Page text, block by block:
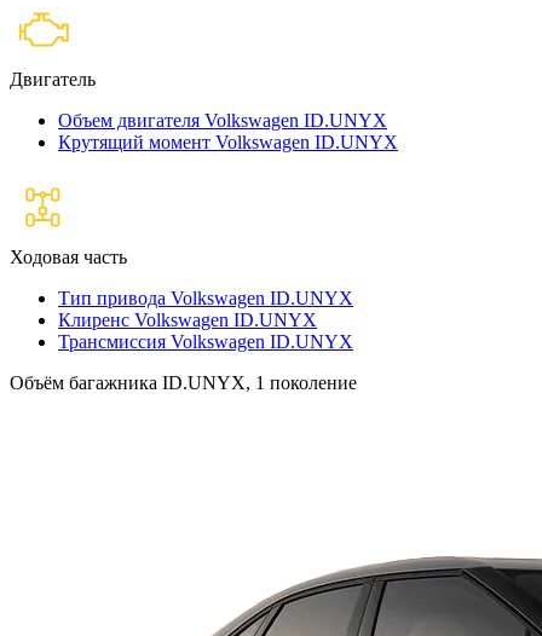
Двигатель
Объем двигателя Volkswagen ID.UNYX
Крутящий момент Volkswagen ID.UNYX
Ходовая часть
Тип привода Volkswagen ID.UNYX
Клиренс Volkswagen ID.UNYX
Трансмиссия Volkswagen ID.UNYX
Объём багажника ID.UNYX, 1 поколение